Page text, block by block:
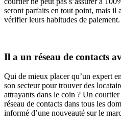
seront parfaits en tout point, mais il
vérifier leurs habitudes de paiement.
Il a un réseau de contacts
Qui de mieux placer qu’un expert
son secteur pour trouver des
attrayants dans le coin ? Un
réseau de contacts dans tous les
informé d’une nouveauté sur le